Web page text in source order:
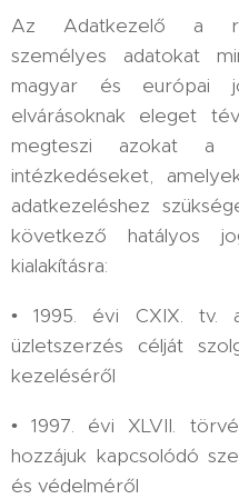
Az Adatkezelő a
személyes adatokat
magyar és európai
elvárásoknak eleget
megteszi azokat a
intézkedéseket,
adatkezeléshez
következő hatályos
kialakításra:
• 1995. évi CXIX. tv.
üzletszerzés célját
kezeléséről
• 1997. évi XLVII.
hozzájuk kapcsolódó
és védelméről